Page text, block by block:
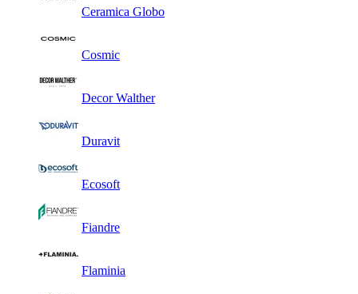
Ceramica Globo
Cosmic
Decor Walther
Duravit
Ecosoft
Fiandre
Flaminia